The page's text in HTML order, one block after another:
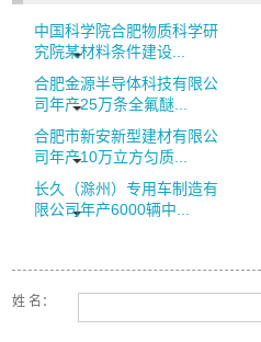
中国科学院合肥物质科学研
究院某材料条件建设...
合肥金源半导体科技有限公
司年产25万条全氟醚...
合肥市新安新型建材有限公
司年产10万立方匀质...
长久（滁州）专用车制造有
限公司年产6000辆中...
姓 名：